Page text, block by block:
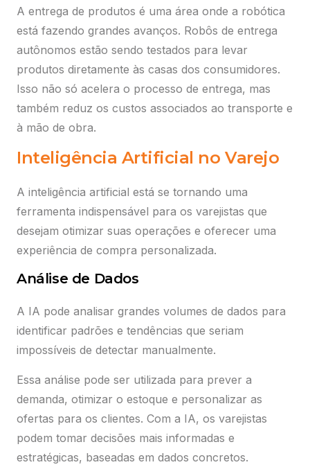
A entrega de produtos é uma área onde a robótica
está fazendo grandes avanços. Robôs de entrega
autônomos estão sendo testados para levar
produtos diretamente às casas dos consumidores.
Isso não só acelera o processo de entrega, mas
também reduz os custos associados ao transporte e
à mão de obra.
Inteligência Artificial no Varejo
A inteligência artificial está se tornando uma
ferramenta indispensável para os varejistas que
desejam otimizar suas operações e oferecer uma
experiência de compra personalizada.
Análise de Dados
A IA pode analisar grandes volumes de dados para
identificar padrões e tendências que seriam
impossíveis de detectar manualmente.
Essa análise pode ser utilizada para prever a
demanda, otimizar o estoque e personalizar as
ofertas para os clientes. Com a IA, os varejistas
podem tomar decisões mais informadas e
estratégicas, baseadas em dados concretos.